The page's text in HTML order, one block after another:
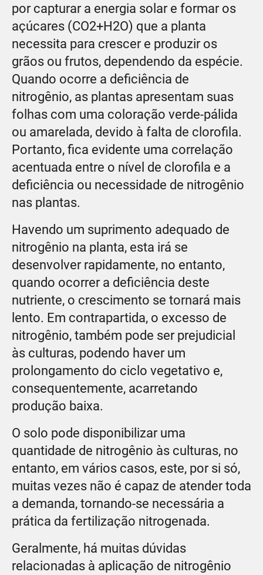
por capturar a energia solar e formar os
açúcares (CO2+H2O) que a planta
necessita para crescer e produzir os
grãos ou frutos, dependendo da espécie.
Quando ocorre a deficiência de
nitrogênio, as plantas apresentam suas
folhas com uma coloração verde-pálida
ou amarelada, devido à falta de clorofila.
Portanto, fica evidente uma correlação
acentuada entre o nível de clorofila e a
deficiência ou necessidade de nitrogênio
nas plantas.
Havendo um suprimento adequado de
nitrogênio na planta, esta irá se
desenvolver rapidamente, no entanto,
quando ocorrer a deficiência deste
nutriente, o crescimento se tornará mais
lento. Em contrapartida, o excesso de
nitrogênio, também pode ser prejudicial
às culturas, podendo haver um
prolongamento do ciclo vegetativo e,
consequentemente, acarretando
produção baixa.
O solo pode disponibilizar uma
quantidade de nitrogênio às culturas, no
entanto, em vários casos, este, por si só,
muitas vezes não é capaz de atender toda
a demanda, tornando-se necessária a
prática da fertilização nitrogenada.
Geralmente, há muitas dúvidas
relacionadas à aplicação de nitrogênio